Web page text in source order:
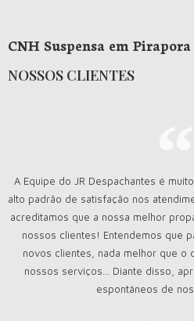
CNH Suspensa em
NOSSOS CLIENTES
A Equipe do JR Despachantes é
alto padrão de satisfação nos
acreditamos que a nossa melhor
nossos clientes! Entendemos que
novos clientes, nada melhor que o
nossos serviços... Diante disso,
espontâneos de